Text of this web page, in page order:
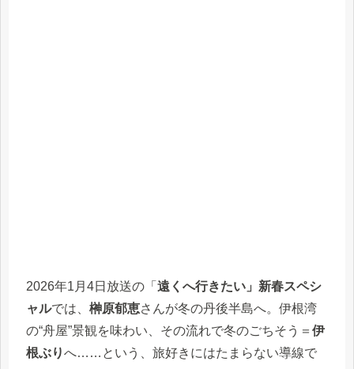
2026年1月4日放送の「 遠くへ行きたい」新春スペシ
ャルでは、 榊󠄀原郁恵さんが冬の丹後半島へ。伊根湾
の“舟屋”景観を味わい、その流れで冬のごちそう＝ 伊
根ぶりへ……という、旅好きにはたまらない導線で